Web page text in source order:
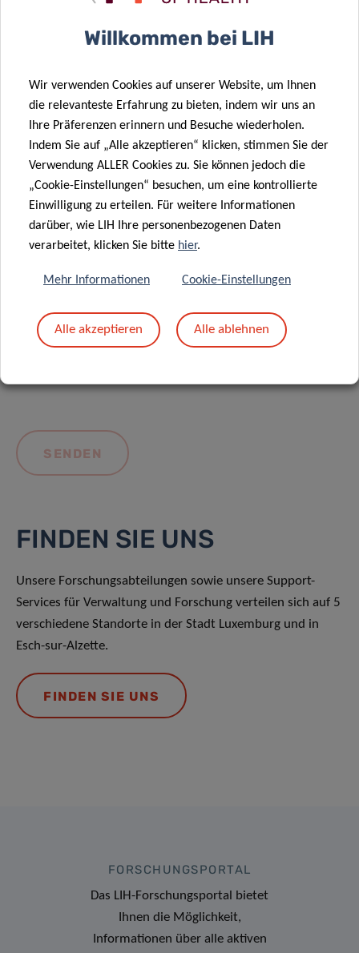
Nachricht
Mit dem Absenden Ihrer Nachricht erklären Sie
sich einverstanden mit
die LIH-
FINDEN SIE UNS
Unsere Forschungsabteilungen sowie unsere Support-
Services für Verwaltung und Forschung verteilen sich auf 5
verschiedene Standorte in der Stadt Luxemburg und in
Esch-sur-Alzette.
FINDEN SIE UNS
FORSCHUNGSPORTAL
Das LIH-Forschungsportal bietet
Ihnen die Möglichkeit,
Informationen über alle aktiven
Willkommen bei LIH
Wir verwenden Cookies auf unserer Website, um Ihnen
die relevanteste Erfahrung zu bieten, indem wir uns an
Ihre Präferenzen erinnern und Besuche wiederholen.
Indem Sie auf „Alle akzeptieren“ klicken, stimmen Sie der
Verwendung ALLER Cookies zu. Sie können jedoch die
„Cookie-Einstellungen“ besuchen, um eine kontrollierte
Einwilligung zu erteilen. Für weitere Informationen
darüber, wie LIH Ihre personenbezogenen Daten
verarbeitet, klicken Sie bitte hier.
Mehr Informationen Cookie-Einstellungen
Alle akzeptieren Alle ablehnen